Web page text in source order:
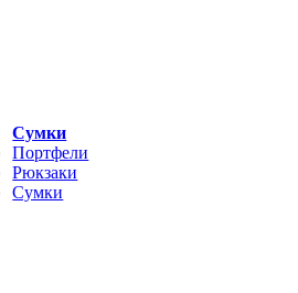
Сумки
Портфели
Рюкзаки
Сумки